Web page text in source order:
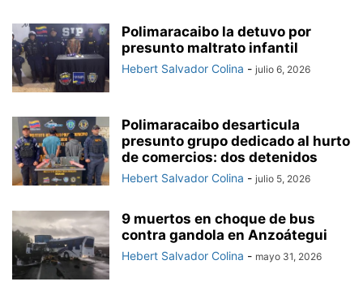
Polimaracaibo la detuvo por
presunto maltrato infantil
Hebert Salvador Colina - julio 6, 2026
Polimaracaibo desarticula
presunto grupo dedicado al hurto
de comercios: dos detenidos
Hebert Salvador Colina - julio 5, 2026
9 muertos en choque de bus
contra gandola en Anzoátegui
Hebert Salvador Colina - mayo 31, 2026